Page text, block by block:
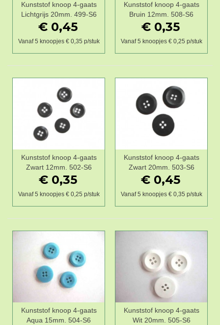
Kunststof knoop 4-gaats
Lichtgrijs 20mm. 499-S6
€ 0,45
Vanaf 5 knoopjes € 0,35 p/stuk
Kunststof knoop 4-gaats
Bruin 12mm. 508-S6
€ 0,35
Vanaf 5 knoopjes € 0,25 p/stuk
Kunststof knoop 4-gaats
Zwart 12mm. 502-S6
€ 0,35
Vanaf 5 knoopjes € 0,25 p/stuk
Kunststof knoop 4-gaats
Zwart 20mm. 503-S6
€ 0,45
Vanaf 5 knoopjes € 0,35 p/stuk
Kunststof knoop 4-gaats
Aqua 15mm. 504-S6
Kunststof knoop 4-gaats
Wit 20mm. 505-S6